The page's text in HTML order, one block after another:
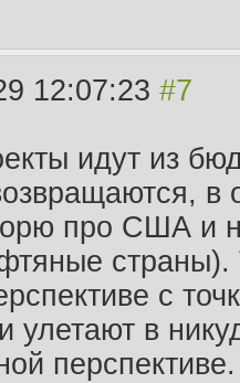
12:07:23
идут из
в
про США и
страны).
с
улетают в
перспективе.